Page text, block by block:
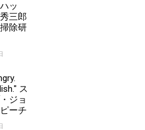
ッ
三郎
除研
ス
ジョ
ーチ